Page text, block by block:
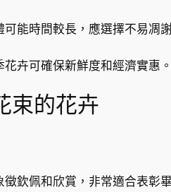
可能時間較長，應選擇不易凋
花卉可確保新鮮度和經濟實惠
束的花卉
徵欽佩和欣賞，非常適合表彰